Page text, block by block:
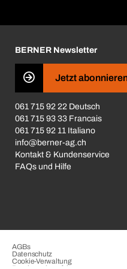
Business Conduct
BERNER Newsletter
Jetzt
061 715 92 22 Deutsch
061 715 93 33 Francais
061 715 92 11 Italiano
info@berner-ag.ch
Kontakt & Kundenservice
FAQs und Hilfe
AGBs
Datenschutz
Cookie-Verwaltung